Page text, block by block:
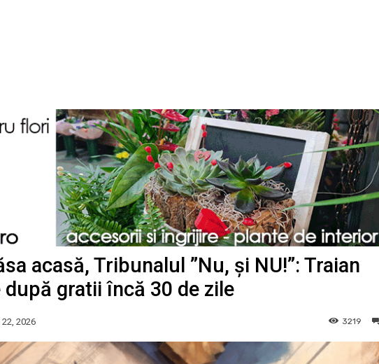
acasă, Tribunalul ”Nu, și NU!”: Traian
gratii încă 30 de zile
2026 3219